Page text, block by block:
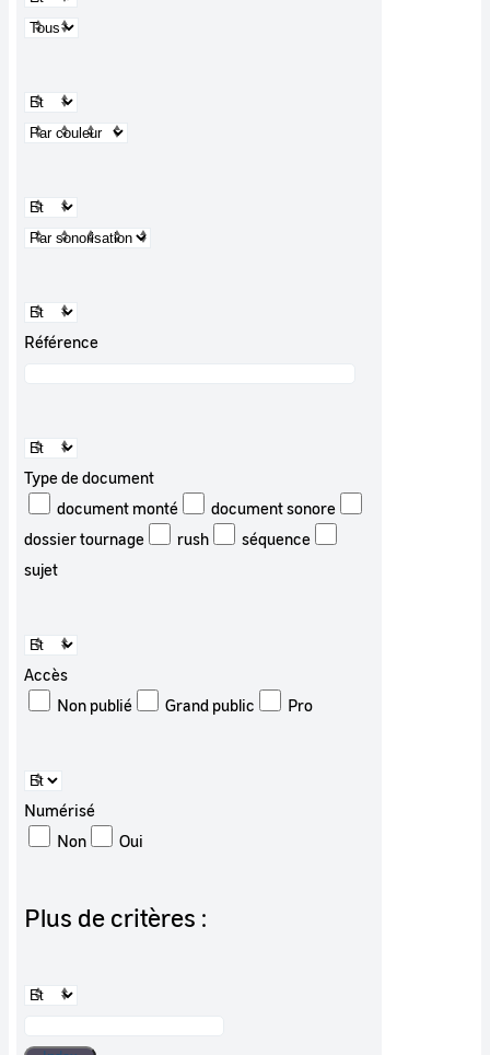
Référence
Type de document
document monté
document sonore
dossier tournage
rush
séquence
sujet
Accès
Non publié
Grand public Pro
Numérisé
Non
Oui
Plus de critères :